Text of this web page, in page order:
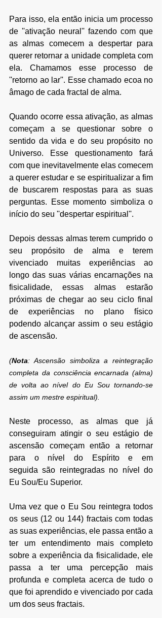
Para isso, ela então inicia um processo
de ''ativação neural'' fazendo com que
as almas comecem a despertar para
querer retornar a unidade completa com
ela. Chamamos esse processo de
''retorno ao lar''. Esse chamado ecoa no
âmago de cada fractal de alma.
Quando ocorre essa ativação, as almas
começam a se questionar sobre o
sentido da vida e do seu propósito no
Universo. Esse questionamento fará
com que inevitavelmente elas comecem
a querer estudar e se espiritualizar a fim
de buscarem respostas para as suas
perguntas. Esse momento simboliza o
início do seu ''despertar espiritual''.
Depois dessas almas terem cumprido o
seu propósito de alma e terem
vivenciado muitas experiências ao
longo das suas várias encarnações na
fisicalidade, essas almas estarão
próximas de chegar ao seu ciclo final
de experiências no plano físico
podendo alcançar assim o seu estágio
de ascensão.
(Nota: Ascensão simboliza a reintegração
completa da consciência encarnada (alma)
de volta ao nível do Eu Sou tornando-se
assim um mestre espiritual).
Neste processo, as almas que já
conseguiram atingir o seu estágio de
ascensão começam então a retornar
para o nível do Espírito e em
seguida são reintegradas no nível do
Eu Sou/Eu Superior.
Uma vez que o Eu Sou reintegra todos
os seus (12 ou 144) fractais com todas
as suas experiências, ele passa então a
ter um entendimento mais completo
sobre a experiência da fisicalidade, ele
passa a ter uma percepção mais
profunda e completa acerca de tudo o
que foi aprendido e vivenciado por cada
um dos seus fractais.